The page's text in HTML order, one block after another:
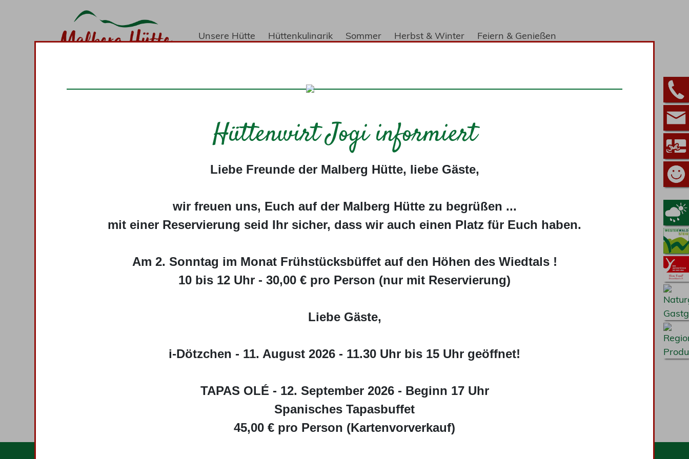
Unsere Hütte Hüttenkulinarik Sommer Herbst & Winter
Feiern & Genießen
Hüttenwirt Jogi informiert
Liebe Freunde der Malberg Hütte, liebe Gäste,
wir freuen uns, Euch auf der Malberg Hütte zu begrüßen ...
mit einer Reservierung seid Ihr sicher, dass wir auch einen Platz für Euch haben.
Am 2. Sonntag im Monat Frühstücksbüffet auf den Höhen des Wiedtals !
10 bis 12 Uhr - 30,00 € pro Person (nur mit Reservierung)
Liebe Gäste,
i-Dötzchen - 11. August 2026 - 11.30 Uhr bis 15 Uhr geöffnet!
TAPAS OLÉ - 12. September 2026 - Beginn 17 Uhr
Spanisches Tapasbuffet
45,00 € pro Person (Kartenvorverkauf)
Wir sind Naturgenuss-Gastgeber
Wo das Gute liegt so nah!
Das Rezept für regionale Geschmackserlebnisse ist so einfach wie überzeugend. Man nehme Köche und Gastgeber mit Leidenschaft zur
Region und bringe sie mit den besten Produkten aus heimischer Landwirtschaft und regionalen Genussmanufakturen zusammen. Im
Der „Naturgenuss-Gastgeber“ ist das neue Regionalprojekt in der Naturparkregion Rhein-Westerwald. Es ist das neue Prädikat für
Leidenschaft zum Produkt und der Liebe zur Region.
naturgenuss-gastgeber.de